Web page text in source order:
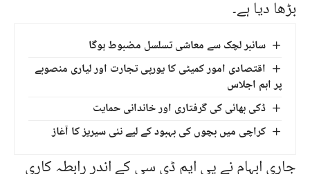
بڑھا دیا ہے۔
سائبر لچک سے معاشی تسلسل مضبوط ہوگا
اقتصادی امور کمیٹی کا یورپی تجارت اور لیاری منصوبے
پر اہم اجلاس
ڈکی بھائی کی گرفتاری اور خاندانی حمایت
کراچی میں بچوں کی بہبود کے لیے نئی سیریز کا آغاز
جاری ابہام نے پی ایم ڈی سی کے اندر رابطہ کاری